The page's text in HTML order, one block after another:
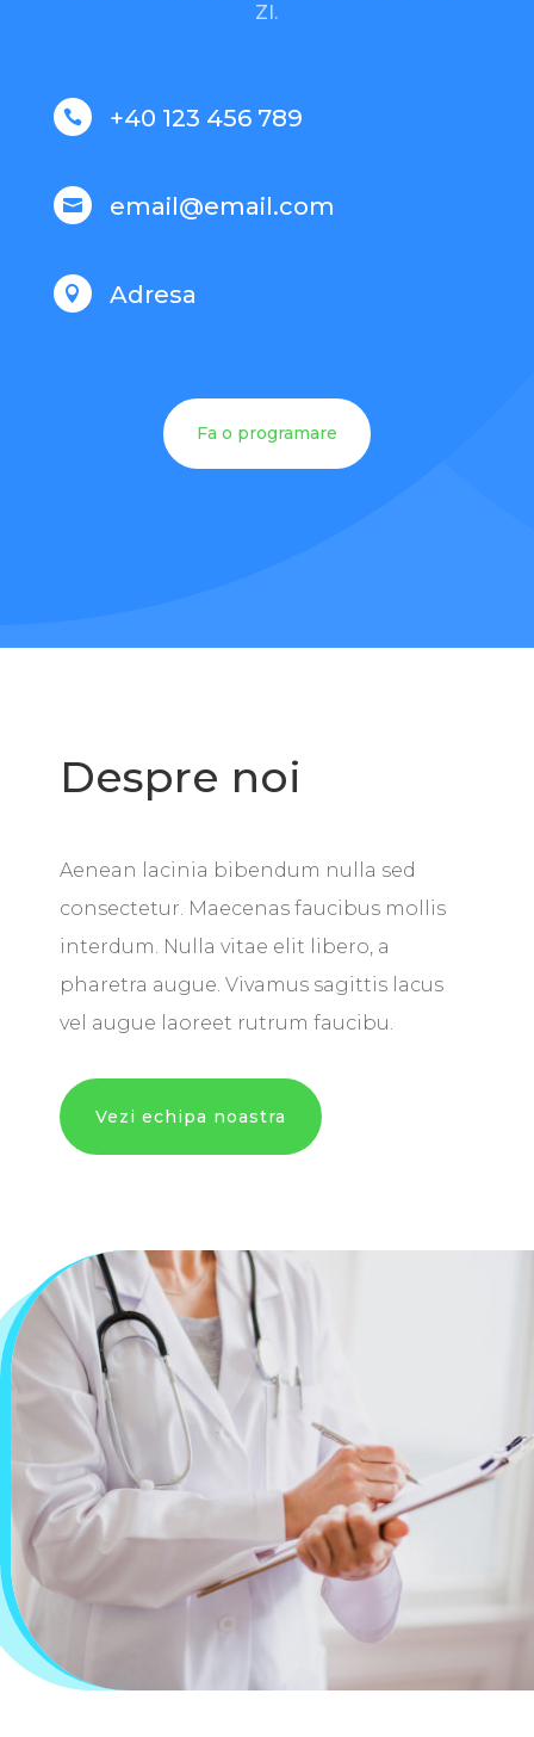
ZI.
 +40 123 456 789
 email@email.com
 Adresa
Fa o programare
Despre noi
Aenean lacinia bibendum nulla sed
consectetur. Maecenas faucibus mollis
interdum. Nulla vitae elit libero, a
pharetra augue. Vivamus sagittis lacus
vel augue laoreet rutrum faucibu.
Vezi echipa noastra